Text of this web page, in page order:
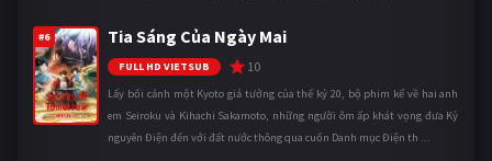
#6 Tia Sáng Của Ngày Mai
FULL HD VIETSUB 10
Lấy bối cảnh một Kyoto giả tưởng của thế kỷ 20, bộ phim kể về hai anh
em Seiroku và Kihachi Sakamoto, những người ôm ấp khát vọng đưa Kỷ
nguyên Điện đến với đất nước thông qua cuốn Danh mục Điện th ...